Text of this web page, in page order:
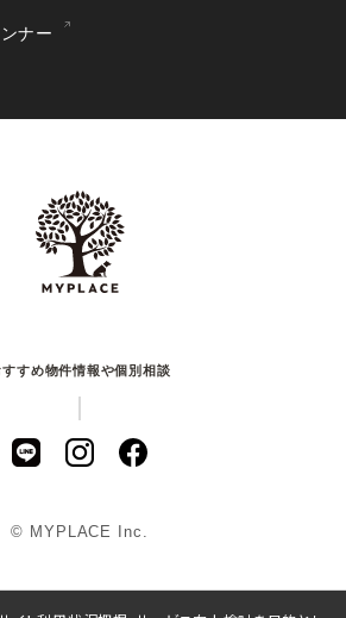
ナー
すすめ物件情報や個別相談
© MYPLACE Inc.